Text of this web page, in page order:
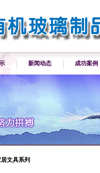
新闻动态 成功案例
文具系列